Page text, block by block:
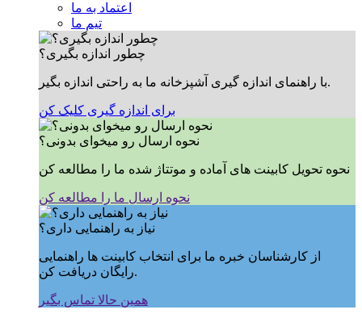
اعتماد به ما
تیم ما
چطور اندازه بگیری؟
با راهنمای اندازه گیری آشپزخانه ما به راحتی اندازه بگیر.
برای اندازه گیری کلیک کن
نحوه ارسال رو میخوای بدونی؟
نحوه تحویل کابینت های آماده و موتتاژ شده ما را مطالعه کن
نحوه ارسال ما را مطالعه کن
نیاز به راهنمایی داری؟
از کارشناسان خبره ما برای انتخاب کابینت ها راهنمایی
رایگان دریافت کن.
همین حالا تماس بگیر